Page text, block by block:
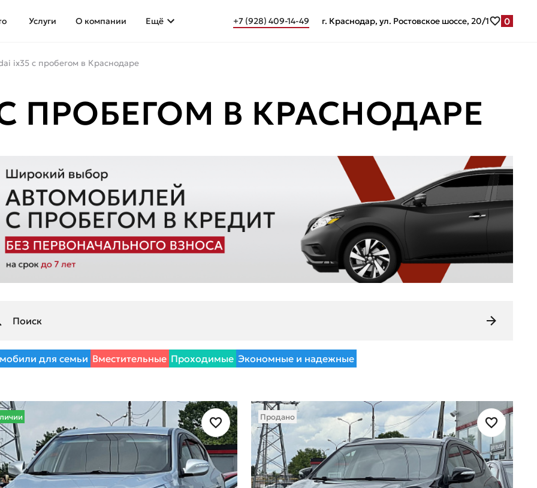
Услуги О компании Ещё +7 (928) 409-14-49 г. Краснодар, ул. Ростовское шоссе, 20/1 0
ix35 с пробегом в Краснодаре
С ПРОБЕГОМ В КРАСНОДАРЕ
для семьи Вместительные Проходимые Экономные и надежные
Продано